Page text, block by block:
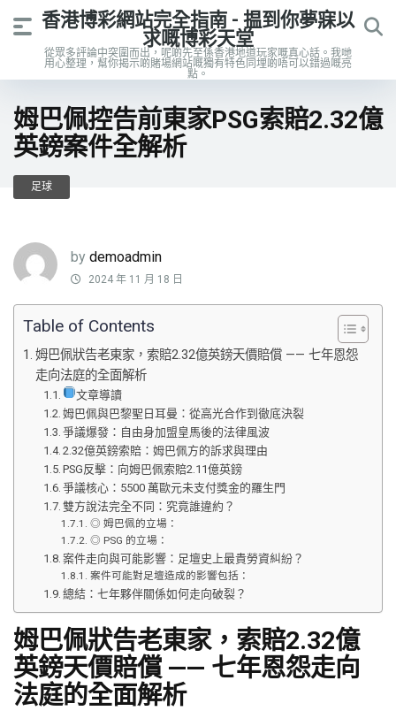
香港博彩網站完全指南 - 揾到你夢寐以
求嘅博彩天堂
從眾多評論中突圍而出，呢啲先至係香港地道玩家嘅真心話。我哋
用心整理，幫你揭示啲賭場網站嘅獨有特色同埋啲唔可以錯過嘅亮
點。
姆巴佩控告前東家PSG索賠2.32億
英鎊案件全解析
足球
by demoadmin
2024 年 11 月 18 日
Table of Contents
姆巴佩狀告老東家，索賠2.32億英鎊天價賠償 —— 七年恩怨
走向法庭的全面解析
文章導讀
姆巴佩與巴黎聖日耳曼：從高光合作到徹底決裂
爭議爆發：自由身加盟皇馬後的法律風波
2.32億英鎊索賠：姆巴佩方的訴求與理由
PSG反擊：向姆巴佩索賠2.11億英鎊
爭議核心：5500 萬歐元未支付獎金的羅生門
雙方說法完全不同：究竟誰違約？
◎ 姆巴佩的立場：
◎ PSG 的立場：
案件走向與可能影響：足壇史上最貴勞資糾紛？
案件可能對足壇造成的影響包括：
總結：七年夥伴關係如何走向破裂？
姆巴佩狀告老東家，索賠2.32億
英鎊天價賠償 —— 七年恩怨走向
法庭的全面解析